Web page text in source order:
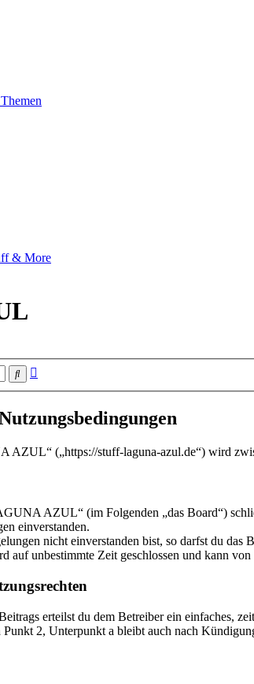
& More
Suche
(„https://stuff-laguna-azul.de“) wird
AZUL“ (im Folgenden „das Board“)
einverstanden.
nicht einverstanden bist, so darfst du
auf unbestimmte Zeit geschlossen und kann
erteilst du dem Betreiber ein einfaches,
2, Unterpunkt a bleibt auch nach